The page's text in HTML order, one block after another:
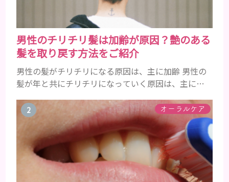
男性のチリチリ髪は加齢が原因？艶のある
髪を取り戻す方法をご紹介
男性の髪がチリチリになる原因は、主に加齢 男性の
髪が年と共にチリチリになっていく原因は、主に加
にツヤがあった男性も、いつのまにか髪がチリチリ
でペタンとするようになったと感じる人もいるでし
ょう。特に大人の男性としての魅力が出てくる40代
以降の男性に悩んでいる人が多い傾向があります。
髪が生え変わるサイクルは、年齢と共に乱れていき
ます。髪が太くならないま...
オーラルケア